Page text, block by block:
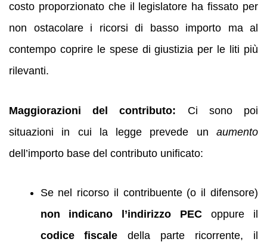
costo proporzionato che il legislatore ha fissato per
non ostacolare i ricorsi di basso importo ma al
contempo coprire le spese di giustizia per le liti più
rilevanti.
Maggiorazioni del contributo: Ci sono poi
situazioni in cui la legge prevede un aumento
dell’importo base del contributo unificato:
Se nel ricorso il contribuente (o il difensore)
non indicano l’indirizzo PEC oppure il
codice fiscale della parte ricorrente, il